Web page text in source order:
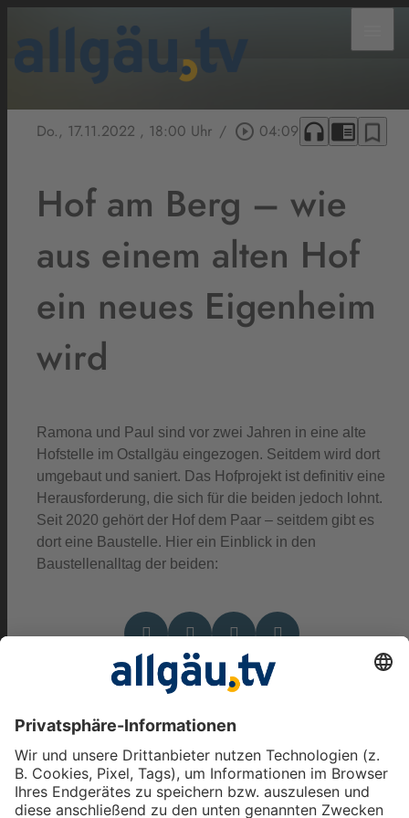
Do., 17.11.2022 , 18:00 Uhr / play_circle_outline 04:09 headphones chrome_reader_mode bookmark_border
Hof am Berg – wie
aus einem alten Hof
ein neues Eigenheim
wird
Ramona und Paul sind vor zwei Jahren in eine alte
Hofstelle im Ostallgäu eingezogen. Seitdem wird dort
umgebaut und saniert. Das Hofprojekt ist definitiv eine
Herausforderung, die sich für die beiden jedoch lohnt.
Seit 2020 gehört der Hof dem Paar – seitdem gibt es
dort eine Baustelle. Hier ein Einblick in den
Baustellenalltag der beiden:
Das könnte Dich auch
interessieren